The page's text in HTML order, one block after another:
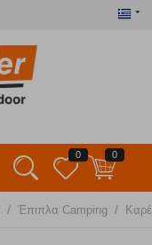
0 0
/ Έπιπλα Camping /